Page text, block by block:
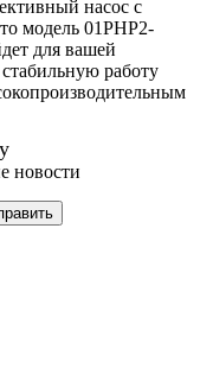
насос с
модель 01PHP2-
для вашей
работу
новости